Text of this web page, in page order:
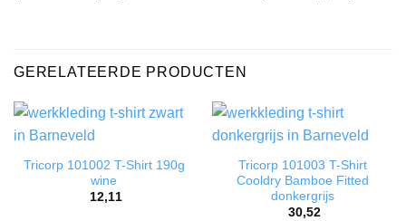
GERELATEERDE PRODUCTEN
Tricorp 101002 T-Shirt 190g
wine
12,11
Tricorp 101003 T-Shirt
Cooldry Bamboe Fitted
donkergrijs
30,52